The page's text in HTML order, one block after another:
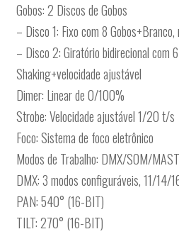
Gobos: 2 Discos de Gobos
– Disco 1: Fixo com 8
– Disco 2: Giratório bidirecional com
Shaking+velocidade ajustável
Dimer: Linear de 0/100%
Strobe: Velocidade ajustável 1/20 t/s
Foco: Sistema de foco eletrônico
Modos de Trabalho: DMX/SOM/
DMX: 3 modos configuráveis, 11/14/
PAN: 540° (16-BIT)
TILT: 270° (16-BIT)